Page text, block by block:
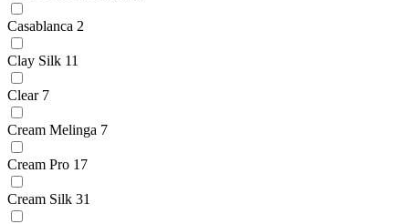
Casablanca 2
Clay Silk 11
Clear 7
Cream Melinga 7
Cream Pro 17
Cream Silk 31